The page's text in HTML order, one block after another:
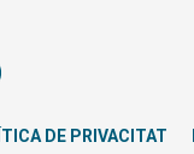
DE PRIVACITAT